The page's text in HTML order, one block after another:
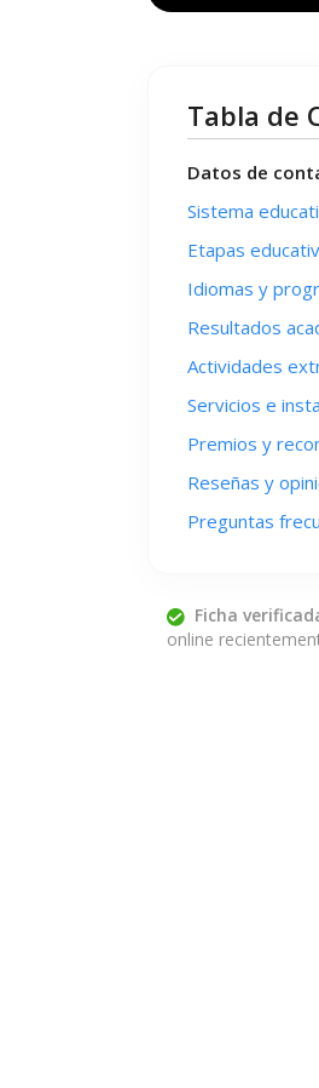
Tabla de
Datos de
Sistema
Etapas
Idiomas y
Resultados
Actividades
Servicios e
Premios y
Reseñas y
Preguntas
Ficha
online